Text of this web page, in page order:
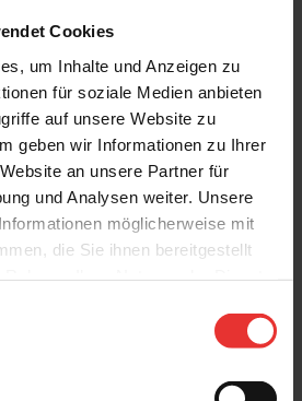
Cookies
um Inhalte und Anzeigen zu
für soziale Medien anbieten
auf unsere Website zu
geben wir Informationen zu Ihrer
an unsere Partner für
und Analysen weiter. Unsere
möglicherweise mit
die Sie ihnen bereitgestellt
120 x 120 cm
Ragno
In Marmica